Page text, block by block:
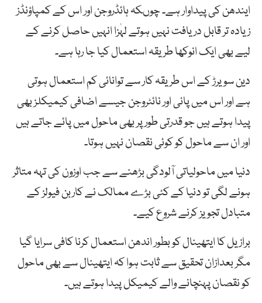
ایندھن کی پیداوار ہے۔ چوںکہ ہائڈروجن اور اس کے کمپاؤنڈز
زیادہ تر قابل دریافت نہیں ہوتے لہٰزا انہیں حاصل کرنے کے
لیے بھی ایک انوکھا طریقہ استعمال کیا جا رہا ہے۔
دین سویرڑ کے اس طریقہ کار سے توانائی کم استعمال ہوتی
ہے اور اس میں پانی اور نائٹروجن جیسے اضافی کیمیکلز بھی
پیدا ہوتے ہیں جو قدرتی طور پر بھی ماحول میں پائے جاتے ہیں
اور ان سے ماحول کو کوئی نقصان نہیں ہوتا۔
دنیا میں ماحولیاتی آلودگی بڑھنے سے جب اوزون کی تہہ متاثر
ہونے لگی تو دنیا کے کئی بڑے ممالک نے کاربن فیولز کے
متبادل تجویز کرنے شروع کیے۔
برازیل کا ایتھینال کو بطور اندھن استعمال کرنا کافی سرایا گیا
مگر بعدازان تحقیق سے ثابت ہوا کہ ایتھینال سے بھی ماحول
کو نقصان پہنچانے والے کیمیکل پیدا ہوتے ہیں۔